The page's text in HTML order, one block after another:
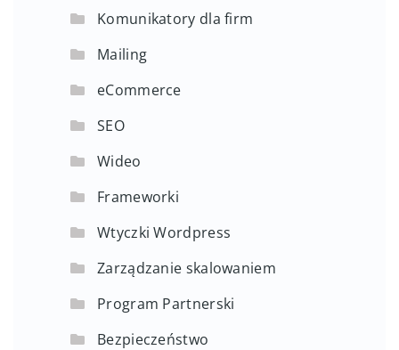
Komunikatory dla firm
Mailing
eCommerce
SEO
Wideo
Frameworki
Wtyczki Wordpress
Zarządzanie skalowaniem
Program Partnerski
Bezpieczeństwo